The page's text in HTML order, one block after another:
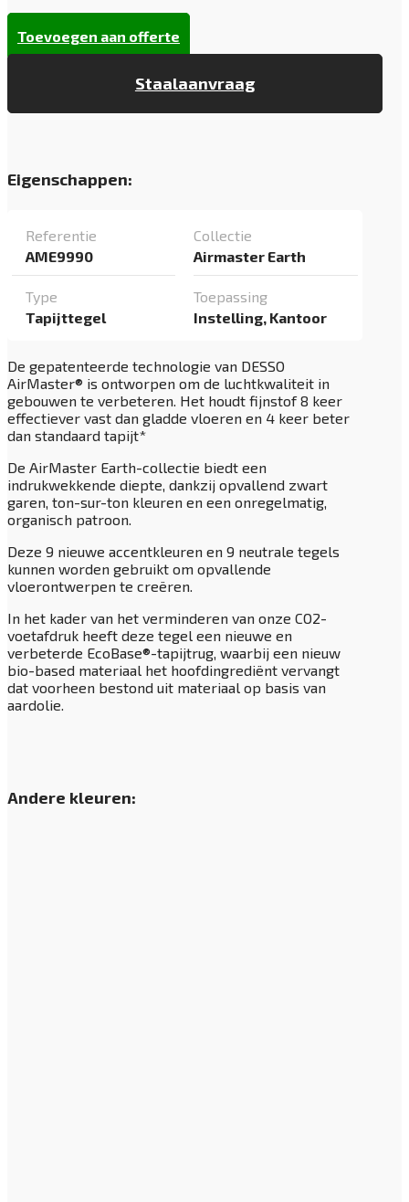
Staalaanvraag
Toevoegen aan offerte
Eigenschappen:
Referentie
AME9990
Collectie
Airmaster Earth
Type
Tapijttegel
Toepassing
Instelling, Kantoor
De gepatenteerde technologie van DESSO
AirMaster® is ontworpen om de luchtkwaliteit in
gebouwen te verbeteren. Het houdt fijnstof 8 keer
effectiever vast dan gladde vloeren en 4 keer beter
dan standaard tapijt*
De AirMaster Earth-collectie biedt een
indrukwekkende diepte, dankzij opvallend zwart
garen, ton-sur-ton kleuren en een onregelmatig,
organisch patroon.
Deze 9 nieuwe accentkleuren en 9 neutrale tegels
kunnen worden gebruikt om opvallende
vloerontwerpen te creëren.
In het kader van het verminderen van onze CO2-
voetafdruk heeft deze tegel een nieuwe en
verbeterde EcoBase®-tapijtrug, waarbij een nieuw
bio-based materiaal het hoofdingrediënt vervangt
dat voorheen bestond uit materiaal op basis van
aardolie.
Andere kleuren: